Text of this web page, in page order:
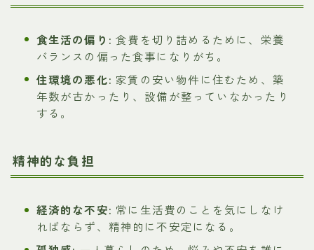
食生活の偏り: 食費を切り詰めるために、栄養
バランスの偏った食事になりがち。
住環境の悪化: 家賃の安い物件に住むため、築
年数が古かったり、設備が整っていなかったり
する。
精神的な負担
経済的な不安: 常に生活費のことを気にしなけ
ればならず、精神的に不安定になる。